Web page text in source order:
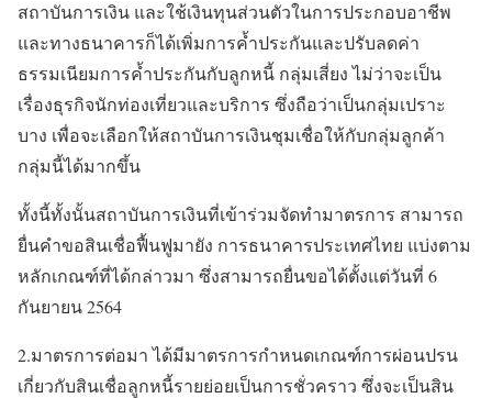
สถาบันการเงิน และใช้เงินทุนส่วนตัวในการประกอบอาชีพ
และทางธนาคารก็ได้เพิ่มการค้ำประกันและปรับลดค่า
ธรรมเนียมการค้ำประกันกับลูกหนี้ กลุ่มเสี่ยง ไม่ว่าจะเป็น
เรื่องธุรกิจนักท่องเที่ยวและบริการ ซึ่งถือว่าเป็นกลุ่มเปราะ
บาง เพื่อจะเลือกให้สถาบันการเงินชุมเชื่อให้กับกลุ่มลูกค้า
กลุ่มนี้ได้มากขึ้น
ทั้งนี้ทั้งนั้นสถาบันการเงินที่เข้าร่วมจัดทำมาตรการ สามารถ
ยื่นคำขอสินเชื่อฟื้นฟูมายัง การธนาคารประเทศไทย แบ่งตาม
หลักเกณฑ์ที่ได้กล่าวมา ซึ่งสามารถยื่นขอได้ตั้งแต่วันที่ 6
กันยายน 2564
2.มาตรการต่อมา ได้มีมาตรการกำหนดเกณฑ์การผ่อนปรน
เกี่ยวกับสินเชื่อลูกหนี้รายย่อยเป็นการชั่วคราว ซึ่งจะเป็นสิน